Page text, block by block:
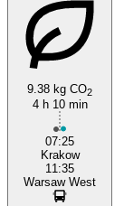
9.38 kg CO2
4 h 10 min
07:25
Krakow
11:35
Warsaw West